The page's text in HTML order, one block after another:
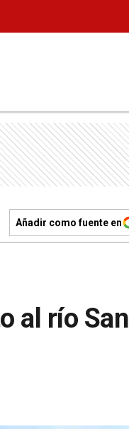
Añadir como fuente en
al río San